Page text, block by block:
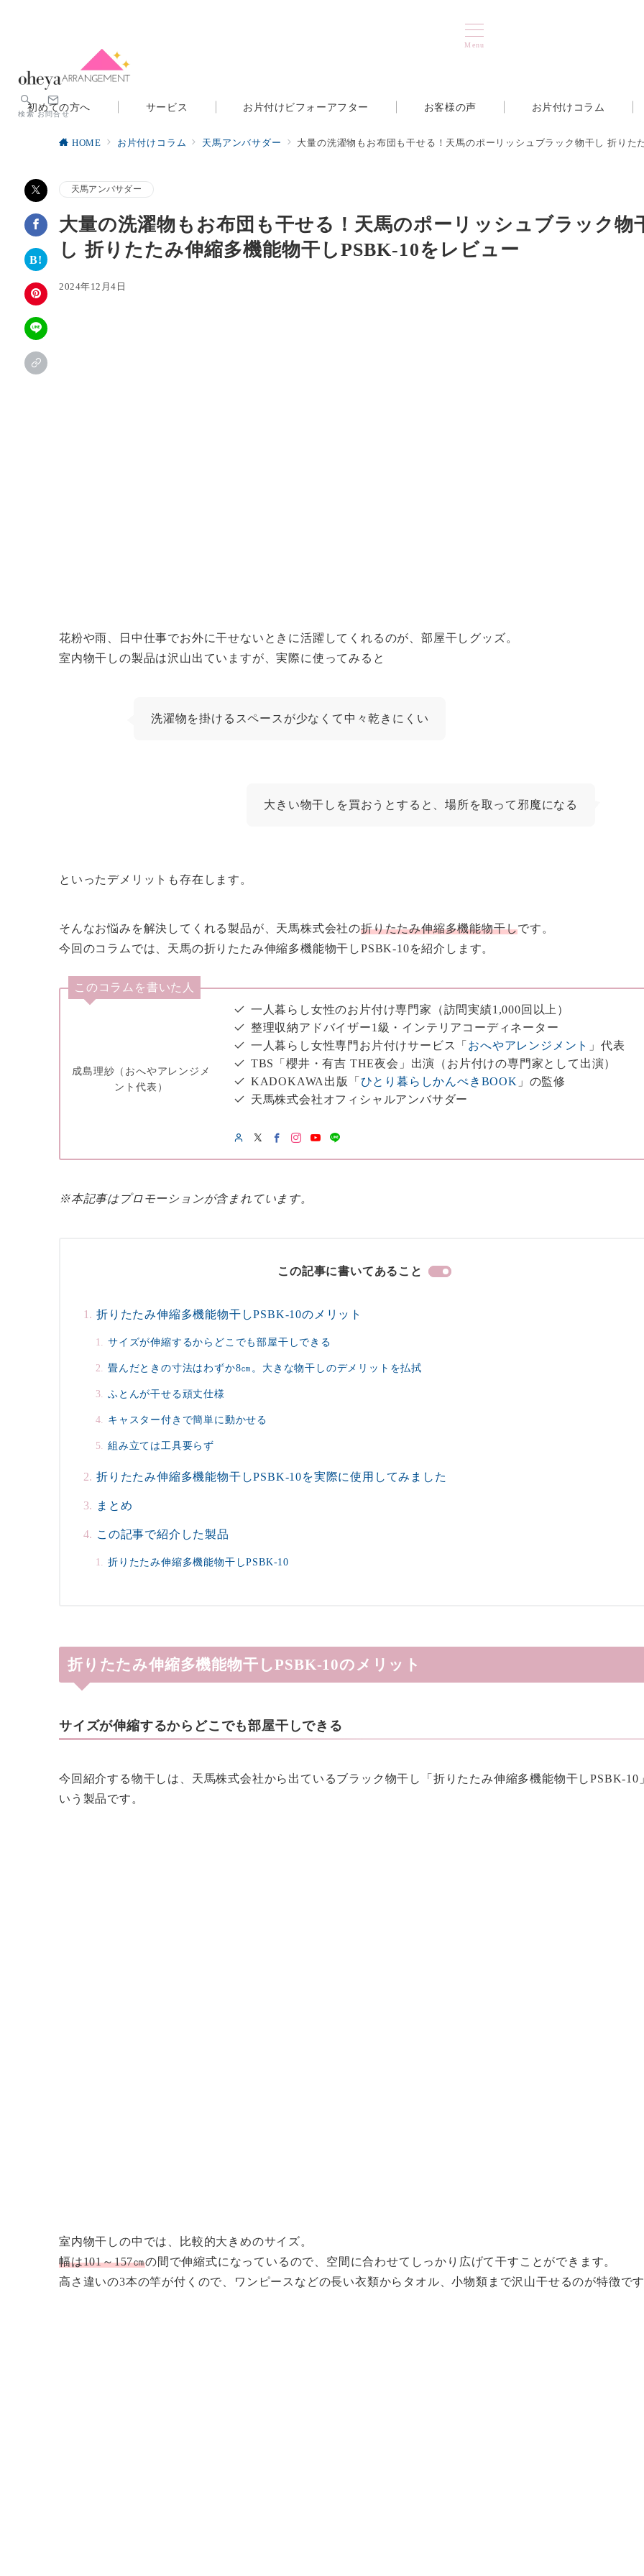
Menu
検索 お問合せ
初めての方へ サービス お片付けビフォーアフター お客様の声 お片付けコラム
HOME お片付けコラム 天馬アンバサダー 大量の洗濯物もお布団も干せる！天馬のポーリッシュブラック物干し 折りた
天馬アンバサダー
大量の洗濯物もお布団も干せる！天馬のポーリッシュブラック物
し 折りたたみ伸縮多機能物干しPSBK-10をレビュー
2024年12月4日
花粉や雨、日中仕事でお外に干せないときに活躍してくれるのが、部屋干しグッズ。
室内物干しの製品は沢山出ていますが、実際に使ってみると
洗濯物を掛けるスペースが少なくて中々乾きにくい
大きい物干しを買おうとすると、場所を取って邪魔になる
といったデメリットも存在します。
そんなお悩みを解決してくれる製品が、天馬株式会社の折りたたみ伸縮多機能物干しです。
今回のコラムでは、天馬の折りたたみ伸縮多機能物干しPSBK-10を紹介します。
このコラムを書いた人
成島理紗（おへやアレンジメ
ント代表）
一人暮らし女性のお片付け専門家（訪問実績1,000回以上）
整理収納アドバイザー1級・インテリアコーディネーター
一人暮らし女性専門お片付けサービス「 おへやアレンジメント
」代表
TBS「櫻井・有吉 THE夜会」出演（お片付けの専門家として出演）
KADOKAWA出版「 ひとり暮らしかんぺきBOOK 」の監修
天馬株式会社オフィシャルアンバサダー
※本記事はプロモーションが含まれています。
この記事に書いてあること
折りたたみ伸縮多機能物干しPSBK-10のメリット
サイズが伸縮するからどこでも部屋干しできる
畳んだときの寸法はわずか8㎝。大きな物干しのデメリットを払拭
ふとんが干せる頑丈仕様
キャスター付きで簡単に動かせる
組み立ては工具要らず
折りたたみ伸縮多機能物干しPSBK-10を実際に使用してみました
まとめ
この記事で紹介した製品
折りたたみ伸縮多機能物干しPSBK-10
折りたたみ伸縮多機能物干しPSBK-10のメリット
サイズが伸縮するからどこでも部屋干しできる
今回紹介する物干しは、天馬株式会社から出ているブラック物干し「折りたたみ伸縮多機能物干しPSBK-10
いう製品です。
室内物干しの中では、比較的大きめのサイズ。
幅は101～157㎝の間で伸縮式になっているので、空間に合わせてしっかり広げて干すことができます。
高さ違いの3本の竿が付くので、ワンピースなどの長い衣類からタオル、小物類まで沢山干せるのが特徴で